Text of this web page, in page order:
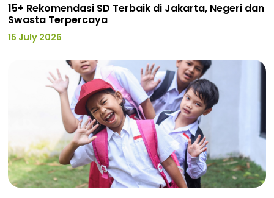
15+ Rekomendasi SD Terbaik di Jakarta, Negeri dan
Swasta Terpercaya
15 July 2026